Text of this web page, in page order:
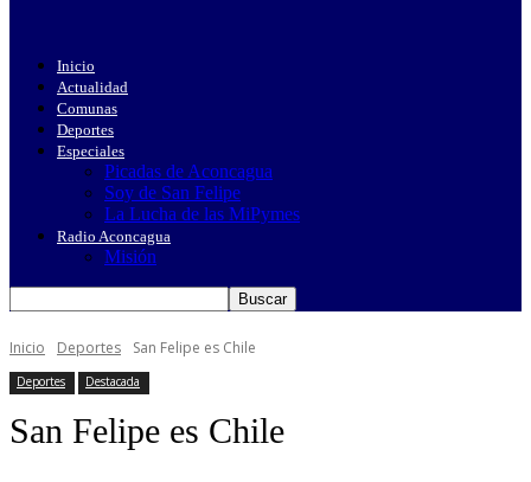
Inicio
Actualidad
Comunas
Deportes
Especiales
Picadas de Aconcagua
Soy de San Felipe
La Lucha de las MiPymes
Radio Aconcagua
Misión
Inicio Deportes San Felipe es Chile
Deportes Destacada
San Felipe es Chile